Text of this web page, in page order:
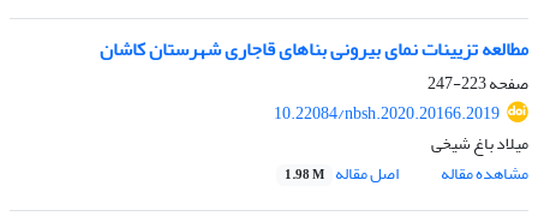
مطالعه تزیینات نمای بیرونی بناهای قاجاری شهرستان کاشان
صفحه223-247
10.22084/nbsh.2020.20166.2019
میلاد باغ شیخی
مشاهده مقاله
اصل مقاله 1.98 M